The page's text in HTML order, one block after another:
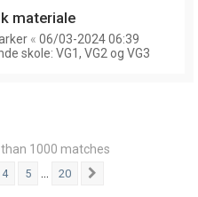
materiale
« 06/03-2024 06:39
skole: VG1, VG2 og VG3
1000 matches
4 5 20